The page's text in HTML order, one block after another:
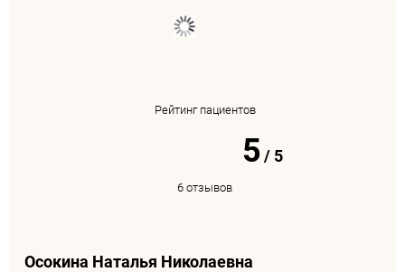
Рейтинг пациентов
5/5
6 отзывов
Осокина Наталья Николаевна